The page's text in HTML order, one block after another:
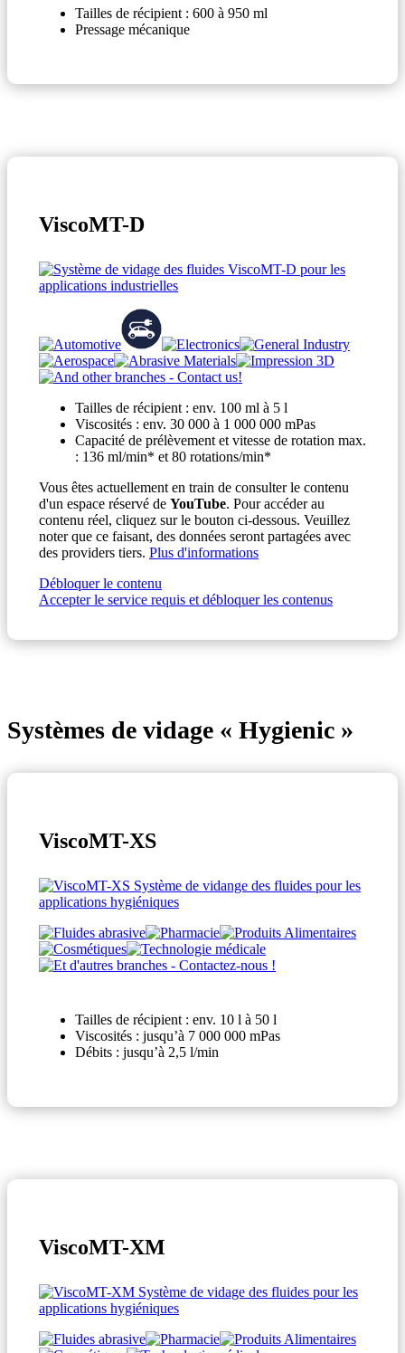
Tailles de récipient : 600 à 950 ml
Pressage mécanique
ViscoMT-D
Tailles de récipient : env. 100 ml à 5 l
Viscosités : env. 30 000 à 1 000 000 mPas
Capacité de prélèvement et vitesse de rotation max.
: 136 ml/min* et 80 rotations/min*
Vous êtes actuellement en train de consulter le contenu
d'un espace réservé de YouTube. Pour accéder au
contenu réel, cliquez sur le bouton ci-dessous. Veuillez
noter que ce faisant, des données seront partagées avec
des providers tiers. Plus d'informations
Débloquer le contenu
Accepter le service requis et débloquer les contenus
Systèmes de vidage « Hygienic »
ViscoMT-XS
Tailles de récipient : env. 10 l à 50 l
Viscosités : jusqu’à 7 000 000 mPas
Débits : jusqu’à 2,5 l/min
ViscoMT-XM